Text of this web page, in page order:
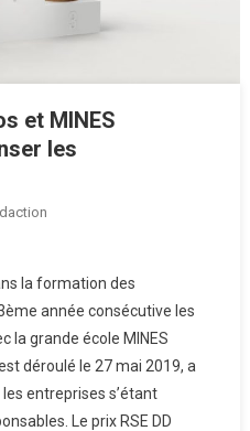
et MINES
les
la formation des
année consécutive les
la grande école MINES
déroulé le 27 mai 2019, a
entreprises s’étant
Le prix RSE DD